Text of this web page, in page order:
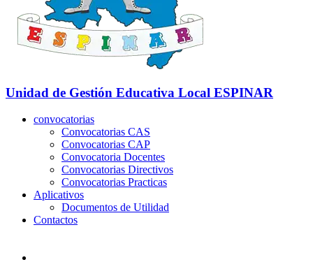
Unidad de Gestión Educativa Local ESPINAR
convocatorias
Convocatorias CAS
Convocatorias CAP
Convocatoria Docentes
Convocatorias Directivos
Convocatorias Practicas
Aplicativos
Documentos de Utilidad
Contactos